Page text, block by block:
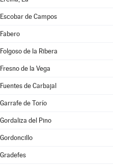
Escobar de Campos
Fabero
Folgoso de la Ribera
Fresno de la Vega
Fuentes de Carbajal
Garrafe de Torío
Gordaliza del Pino
Gordoncillo
Gradefes